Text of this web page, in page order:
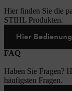
Hier finden Sie die
STIHL Produkten.
Hier
FAQ
Haben Sie Fragen?
häufigsten Fragen.